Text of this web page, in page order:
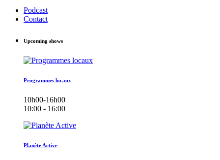
Podcast
Contact
Upcoming shows
Programmes locaux
10h00-16h00
10:00 - 16:00
Planète Active